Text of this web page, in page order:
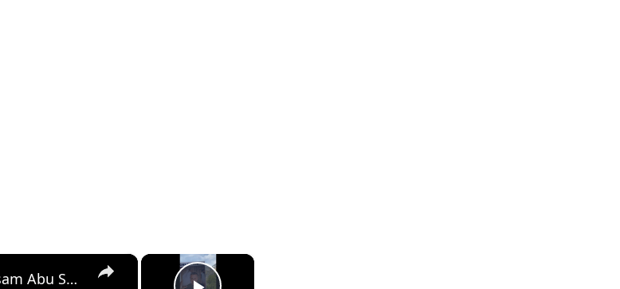
×
×
Protests in Paris, Gaza for release of Hussam Abu Safia